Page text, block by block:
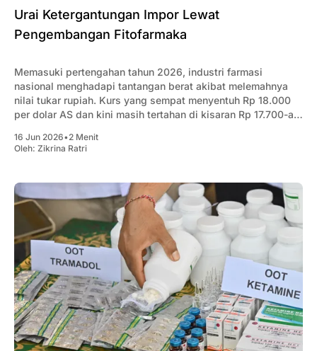
Urai Ketergantungan Impor Lewat
Pengembangan Fitofarmaka
Memasuki pertengahan tahun 2026, industri farmasi
nasional menghadapi tantangan berat akibat melemahnya
nilai tukar rupiah. Kurs yang sempat menyentuh Rp 18.000
per dolar AS dan kini masih tertahan di kisaran Rp 17.700-an
negeri.
16 Jun 2026•2 Menit
Oleh: Zikrina Ratri